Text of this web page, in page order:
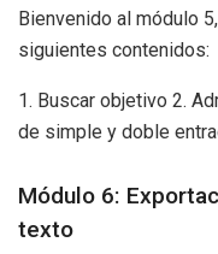
Bienvenido al módulo
siguientes contenidos:
1. Buscar objetivo 2.
de simple y doble
Módulo 6:
texto